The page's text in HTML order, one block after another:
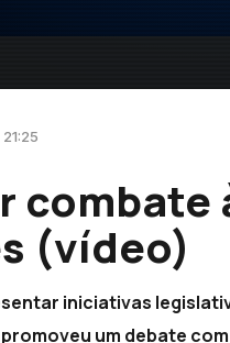
(vídeo)
iniciativas
um debate